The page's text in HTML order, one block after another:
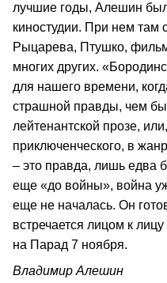
лучшие годы, Алешин
киностудии. При нем там
Рыцарева, Птушко,
многих других.
для нашего времени,
страшной правды, чем
лейтенантской прозе,
приключенческого, в
– это правда, лишь едва
еще «до войны», война
еще не началась. Он
встречается лицом к
на Парад 7 ноября.
Владимир Алешин